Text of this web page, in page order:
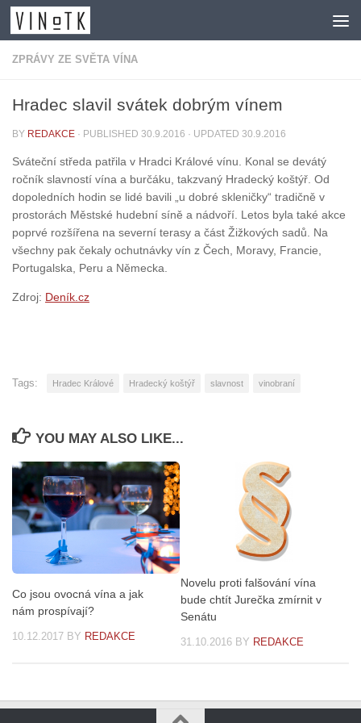
Skip to content
ZPRÁVY ZE SVĚTA VÍNA
Hradec slavil svátek dobrým vínem
BY REDAKCE · PUBLISHED 30.9.2016 · UPDATED 30.9.2016
Sváteční středa patřila v Hradci Králové vínu. Konal se devátý
ročník slavností vína a burčáku, takzvaný Hradecký koštýř. Od
dopoledních hodin se lidé bavili „u dobré skleničky“ tradičně v
prostorách Městské hudební síně a nádvoří. Letos byla také akce
poprvé rozšířena na severní terasy a část Žižkových sadů. Na
všechny pak čekaly ochutnávky vín z Čech, Moravy, Francie,
Portugalska, Peru a Německa.
Zdroj: Deník.cz
Tags: Hradec Králové Hradecký koštýř slavnost vinobraní
YOU MAY ALSO LIKE...
Co jsou ovocná vína a jak
nám prospívají?
10.12.2017 BY REDAKCE
Novelu proti falšování vína
bude chtít Jurečka zmírnit v
Senátu
31.10.2016 BY REDAKCE